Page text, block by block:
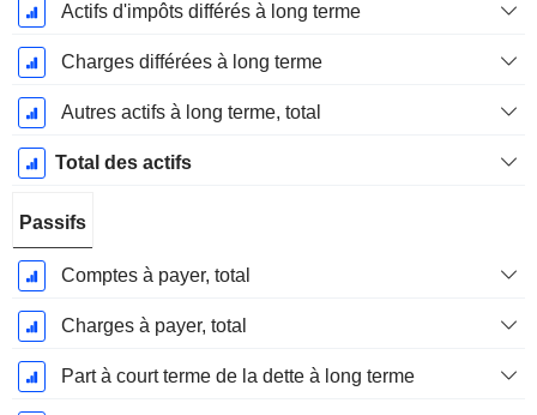
Actifs d'impôts différés à long terme
Charges différées à long terme
Autres actifs à long terme, total
Total des actifs
Passifs
Comptes à payer, total
Charges à payer, total
Part à court terme de la dette à long terme